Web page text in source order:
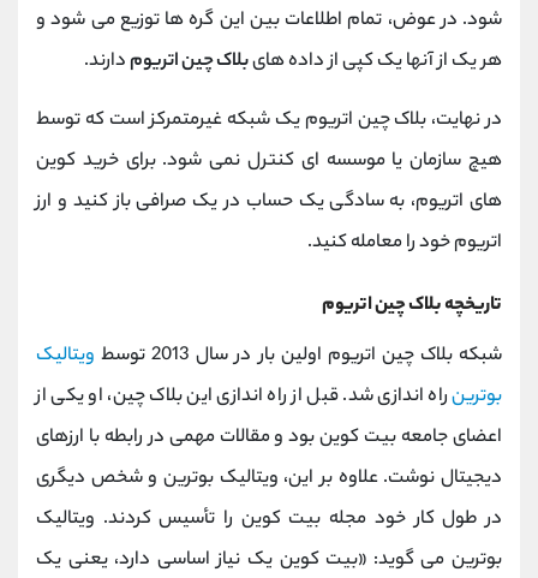
شود. در عوض، تمام اطلاعات بین این گره ها توزیع می شود و
هر یک از آنها یک کپی از داده هایبلاک چین اتریومدارند.
در نهایت، بلاک چین اتریوم یک شبکه غیرمتمرکز است که توسط
هیچ سازمان یا موسسه ای کنترل نمی شود. برای خرید کوین
های اتریوم، به سادگی یک حساب در یک صرافی باز کنید و ارز
اتریوم خود را معامله کنید.
تاریخچه بلاک چین اتریوم
شبکه بلاک چین اتریوم اولین بار در سال 2013 توسط
ویتالیک
بوترینراه اندازی شد. قبل از راه اندازی این بلاک چین، او یکی از
اعضای جامعه بیت کوین بود و مقالات مهمی در رابطه با ارزهای
دیجیتال نوشت. علاوه بر این، ویتالیک بوترین و شخص دیگری
در طول کار خود مجله بیت کوین را تأسیس کردند. ویتالیک
بوترین می گوید: «بیت کوین یک نیاز اساسی دارد، یعنی یک